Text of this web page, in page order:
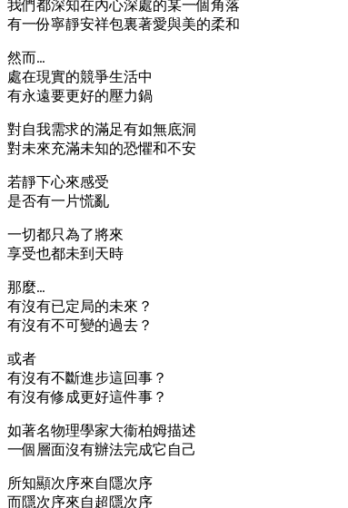
我們都深知在內心深處的某一個角落
有一份寧靜安祥包裏著愛與美的柔和
然而…
處在現實的競爭生活中
有永遠要更好的壓力鍋
對自我需求的滿足有如無底洞
對未來充滿未知的恐懼和不安
若靜下心來感受
是否有一片慌亂
一切都只為了將來
享受也都未到天時
那麼…
有沒有已定局的未來？
有沒有不可變的過去？
或者
有沒有不斷進步這回事？
有沒有修成更好這件事？
如著名物理學家大衞柏姆描述
一個層面沒有辦法完成它自己
所知顯次序來自隱次序
而隱次序來自超隱次序